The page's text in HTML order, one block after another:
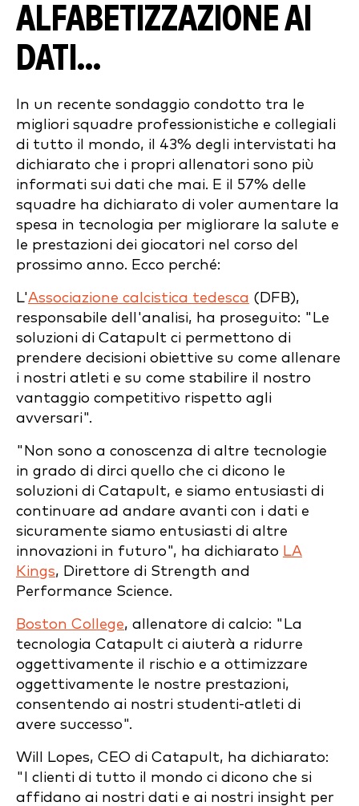
ALFABETIZZAZIONE AI
DATI...
In un recente sondaggio condotto tra le
migliori squadre professionistiche e collegiali
di tutto il mondo, il 43% degli intervistati ha
dichiarato che i propri allenatori sono più
informati sui dati che mai. E il 57% delle
squadre ha dichiarato di voler aumentare la
spesa in tecnologia per migliorare la salute e
le prestazioni dei giocatori nel corso del
prossimo anno. Ecco perché:
L'Associazione calcistica tedesca (DFB),
responsabile dell'analisi, ha proseguito: "Le
soluzioni di Catapult ci permettono di
prendere decisioni obiettive su come allenare
i nostri atleti e su come stabilire il nostro
vantaggio competitivo rispetto agli
avversari".
"Non sono a conoscenza di altre tecnologie
in grado di dirci quello che ci dicono le
soluzioni di Catapult, e siamo entusiasti di
continuare ad andare avanti con i dati e
sicuramente siamo entusiasti di altre
innovazioni in futuro", ha dichiarato LA
Kings, Direttore di Strength and
Performance Science.
Boston College, allenatore di calcio: "La
tecnologia Catapult ci aiuterà a ridurre
oggettivamente il rischio e a ottimizzare
oggettivamente le nostre prestazioni,
consentendo ai nostri studenti-atleti di
avere successo".
Will Lopes, CEO di Catapult, ha dichiarato:
"I clienti di tutto il mondo ci dicono che si
affidano ai nostri dati e ai nostri insight per